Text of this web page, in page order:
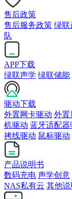
售后政策
售后服务政策 绿联
队
APP下载
绿联声学 绿联储能
驱动下载
外置网卡驱动 外置
机驱动 蓝牙适配器
拷线驱动 鼠标驱动
产品说明书
数码充电 声学创意
NAS私有云 其他说